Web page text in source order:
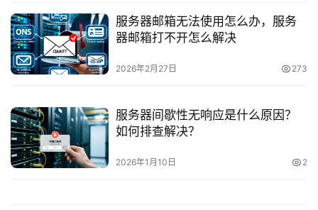
服务器邮箱无法使用怎么办，服务
器邮箱打不开怎么解决
2026年2月27日 273
服务器间歇性无响应是什么原因？
如何排查解决？
2026年1月10日 2